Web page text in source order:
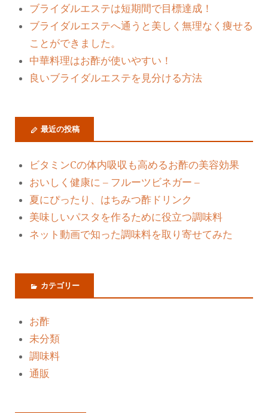
ブライダルエステは短期間で目標達成！
ブライダルエステへ通うと美しく無理なく痩せる
ことができました。
中華料理はお酢が使いやすい！
良いブライダルエステを見分ける方法
最近の投稿
ビタミンCの体内吸収も高めるお酢の美容効果
おいしく健康に – フルーツビネガー –
夏にぴったり、はちみつ酢ドリンク
美味しいパスタを作るために役立つ調味料
ネット動画で知った調味料を取り寄せてみた
カテゴリー
お酢
未分類
調味料
通販